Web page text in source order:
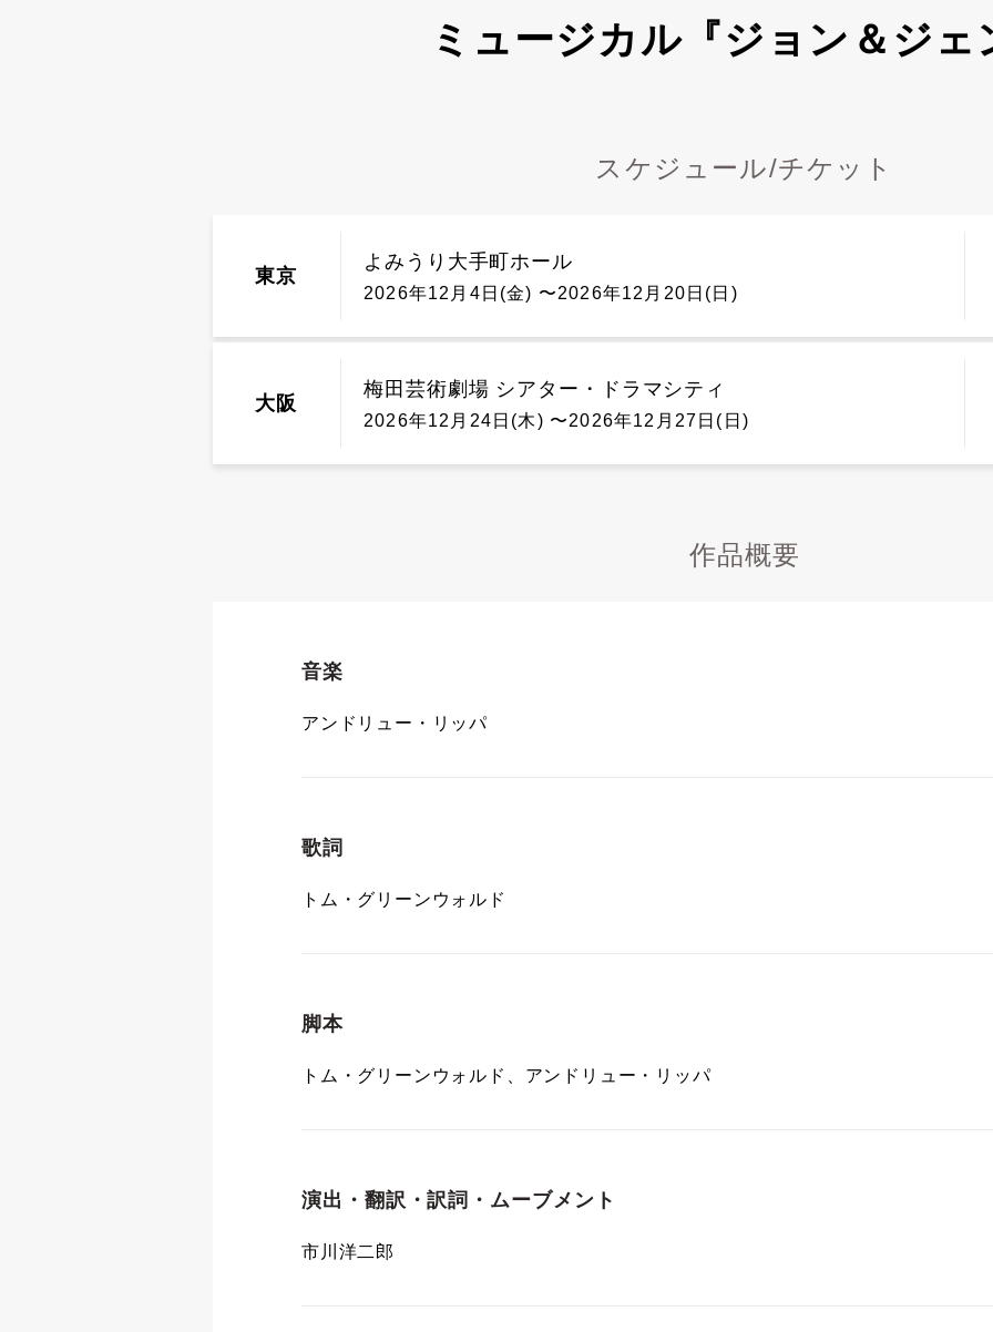
ミュージカル『ジョン＆ジェ
スケジュール/チケット
東京
よみうり大手町ホール
2026年12月4日(金) 〜2026年12月20日(日)
大阪
梅田芸術劇場 シアター・ドラマシティ
2026年12月24日(木) 〜2026年12月27日(日)
作品概要
音楽
アンドリュー・リッパ
歌詞
トム・グリーンウォルド
脚本
トム・グリーンウォルド、アンドリュー・リッパ
演出・翻訳・訳詞・ムーブメント
市川洋二郎